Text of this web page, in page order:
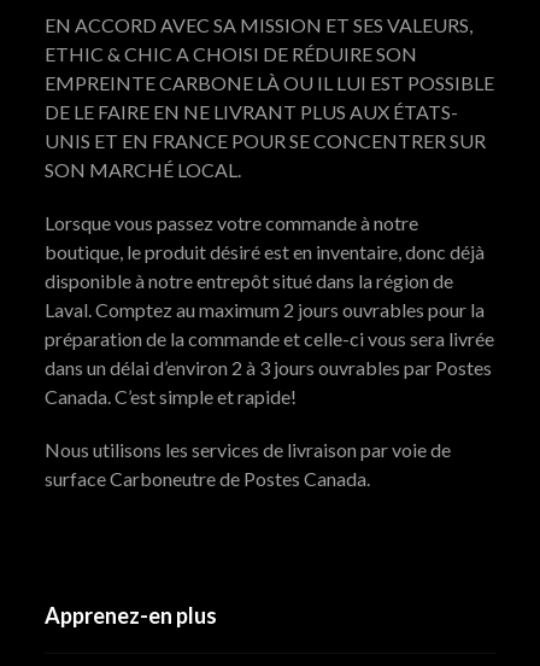
EN ACCORD AVEC SA MISSION ET SES VALEURS,
ETHIC & CHIC A CHOISI DE RÉDUIRE SON
EMPREINTE CARBONE LÀ OU IL LUI EST POSSIBLE
DE LE FAIRE EN NE LIVRANT PLUS AUX ÉTATS-
UNIS ET EN FRANCE POUR SE CONCENTRER SUR
SON MARCHÉ LOCAL.
Lorsque vous passez votre commande à notre
boutique, le produit désiré est en inventaire, donc déjà
disponible à notre entrepôt situé dans la région de
Laval. Comptez au maximum 2 jours ouvrables pour la
préparation de la commande et celle-ci vous sera livrée
dans un délai d’environ 2 à 3 jours ouvrables par Postes
Canada. C’est simple et rapide!
Nous utilisons les services de livraison par voie de
surface Carboneutre de Postes Canada.
Apprenez-en plus